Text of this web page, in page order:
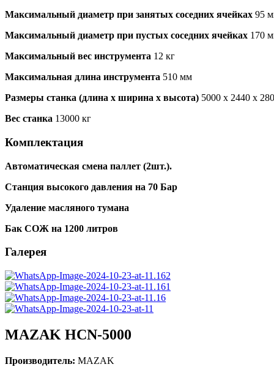
Максимальный диаметр при занятых соседних ячейках 95
Максимальный диаметр при пустых соседних ячейках 170
Максимальный вес инструмента 12 кг
Максимальная длина инструмента 510 мм
Размеры станка (длина х ширина х высота) 5000 x 2440 x
Вес станка 13000 кг
Комплектация
Автоматическая смена паллет (2шт.).
Станция высокого давления на 70 Бар
Удаление масляного тумана
Бак СОЖ на 1200 литров
Галерея
MAZAK HCN-5000
Производитель: MAZAK